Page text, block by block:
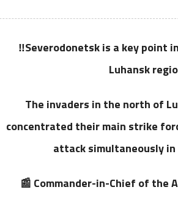
‼️Severodonetsk is a key point
Luhansk
The invaders in the north of
concentrated their main strike
attack simultaneously
📰 Commander-in-Chief of the